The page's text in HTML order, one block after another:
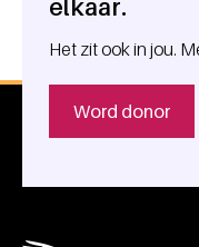
elkaar.
Het zit ook in jou.
Word donor